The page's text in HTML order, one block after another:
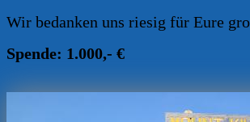
Wir bedanken uns riesig für Eure
Spende: 1.000,- €